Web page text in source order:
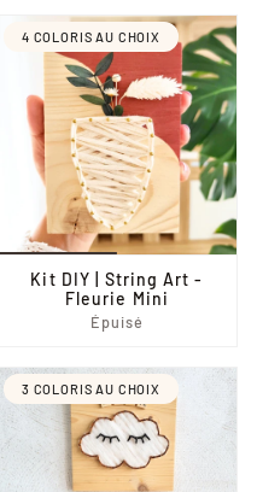
4 COLORIS AU CHOIX
Kit DIY | String Art -
Fleurie Mini
Épuisé
3 COLORIS AU CHOIX